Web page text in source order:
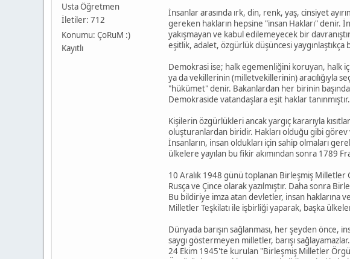
Usta Öğretmen
İletiler: 712
Konumu: ÇoRuM :)
Kayıtlı
İnsanlar arasında ırk, din, renk, yaş, cinsiyet
gereken hakların hepsine "insan Hakları" denir.
yakışmayan ve kabul edilemeyecek bir
eşitlik, adalet, özgürlük düşüncesi
Demokrasi ise; halk egemenliğini koruyan, halk
ya da vekillerinin (milletvekillerinin) aracılığıyla
"hükümet" denir. Bakanlardan her birinin
Demokraside vatandaşlara eşit haklar
Kişilerin özgürlükleri ancak yargıç kararıyla
oluşturanlardan biridir. Hakları olduğu gibi görev
İnsanların, insan oldukları için sahip olmaları
ülkelere yayılan bu fikir akımından sonra 1789
10 Aralık 1948 günü toplanan Birleşmiş Milletler
Rusça ve Çince olarak yazılmıştır. Daha sonra
Bu bildiriye imza atan devletler, insan haklarına
Milletler Teşkilatı ile işbirliği yaparak, başka
Dünyada barışın sağlanması, her şeyden
saygı göstermeyen milletler, barışı sağlayamazlar.
24 Ekim 1945'te kurulan "Birleşmiş Milletler